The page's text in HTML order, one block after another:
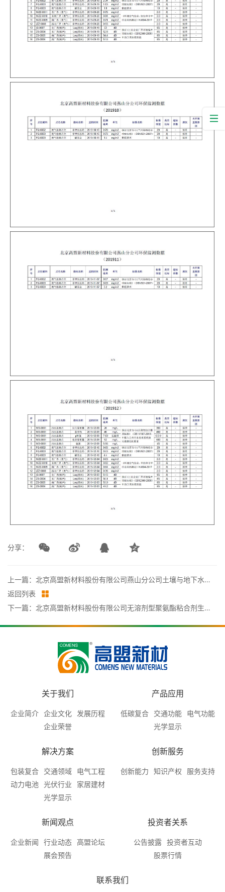
分享：
上一篇：北京高盟新材料股份有限公司燕山分公司土壤与地下水自行监测报告
返回列表
下一篇：北京高盟新材料股份有限公司无溶剂型聚氨酯粘合剂生产线技术改造项目竣工环境保护验收监测报告
关于我们
企业简介 企业文化
发展历程
企业荣誉
产品应用
低碳复合 交通功能
电气功能
光学显示
解决方案
包装复合 交通领域
电气工程
动力电池
光伏行业
家居建材
光学显示
创新服务
创新能力 知识产权 服务支持
新闻观点
企业新闻 行业动态
高盟论坛
展会预告
投资者关系
公告披露
投资者互动
股票行情
联系我们